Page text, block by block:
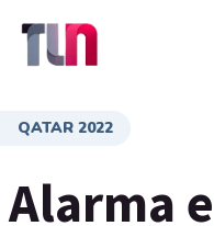
QATAR 2022
Alarma